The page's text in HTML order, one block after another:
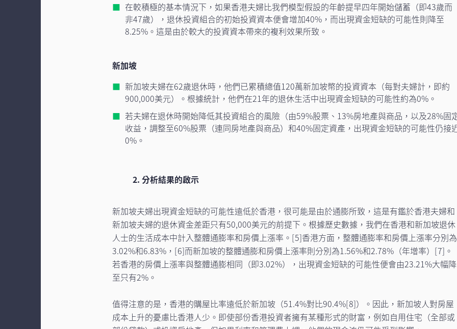
在較積極的基本情況下，如果香港夫婦比我們模型假設的年齡提早四年開始儲蓄（即43歲而
非47歲），退休投資組合的初始投資資本便會增加40%，而出現資金短缺的可能性則降至
8.25%。這是由於較大的投資資本帶來的複利效果所致。
新加坡
新加坡夫婦在62歲退休時，他們已累積總值120萬新加坡幣的投資資本（每對夫婦計，即約
900,000美元）。根據統計，他們在21年的退休生活中出現資金短缺的可能性約為0%。
若夫婦在退休時開始降低其投資組合的風險（由59%股票、13%房地產與商品，以及28%固
收益，調整至60%股票（連同房地產與商品）和40%固定資產，出現資金短缺的可能性仍接
0%。
2. 分析結果的啟示
新加坡夫婦出現資金短缺的可能性遠低於香港，很可能是由於通膨所致，這是有鑑於香港夫婦和
新加坡夫婦的退休資金差距只有50,000美元的前提下。根據歷史數據，我們在香港和新加坡退休
人士的生活成本中計入整體通膨率和房價上漲率。 [5]香港方面，整體通膨率和房價上漲率分別為
3.02%和6.83%， [6]而新加坡的整體通膨和房價上漲率則分別為1.56%和2.78%（年增率） [7] 。
若香港的房價上漲率與整體通膨相同（即3.02%），出現資金短缺的可能性便會由23.21%大幅降
至只有2%。
值得注意的是，香港的購屋比率遠低於新加坡（51.4%對比90.4%[8]）。因此，新加坡人對房屋
成本上升的憂慮比香港人少。即使部份香港投資者擁有某種形式的財富，例如自用住宅（全部或